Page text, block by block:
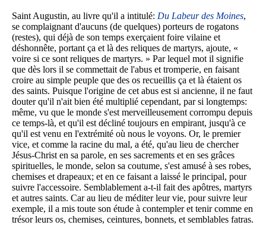
Saint Augustin, au livre qu'il a intitulé: Du Labeur des Moines,
se complaignant d'aucuns (de quelques) porteurs de rogatons
(restes), qui déjà de son temps exerçaient foire vilaine et
déshonnête, portant ça et là des reliques de martyrs, ajoute, «
voire si ce sont reliques de martyrs. » Par lequel mot il signifie
que dès lors il se commettait de l'abus et tromperie, en faisant
croire au simple peuple que des os recueillis ça et là étaient os
des saints. Puisque l'origine de cet abus est si ancienne, il ne faut
douter qu'il n'ait bien été multiplié cependant, par si longtemps:
même, vu que le monde s'est merveilleusement corrompu depuis
ce temps-là, et qu'il est décliné toujours en empirant, jusqu'à ce
qu'il est venu en l'extrémité où nous le voyons. Or, le premier
vice, et comme la racine du mal, a été, qu'au lieu de chercher
Jésus-Christ en sa parole, en ses sacrements et en ses grâces
spirituelles, le monde, selon sa coutume, s'est amusé à ses robes,
chemises et drapeaux; et en ce faisant a laissé le principal, pour
suivre l'accessoire. Semblablement a-t-il fait des apôtres, martyrs
et autres saints. Car au lieu de méditer leur vie, pour suivre leur
exemple, il a mis toute son étude à contempler et tenir comme en
trésor leurs os, chemises, ceintures, bonnets, et semblables fatras.